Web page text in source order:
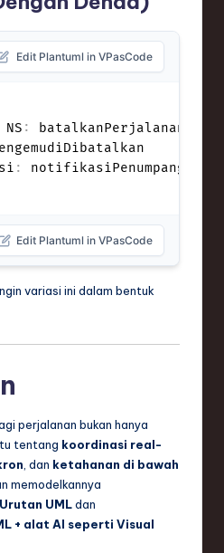
Edit Plantuml in VPasCode
NS : batalkanPerjalanan
: notifikasiPenumpang
Edit Plantuml in VPasCode
variasi ini dalam bentuk
perjalanan bukan hanya
tentang koordinasi real-
, dan ketahanan di bawah
memodelkannya
UMLdan
+ alat AI seperti Visual